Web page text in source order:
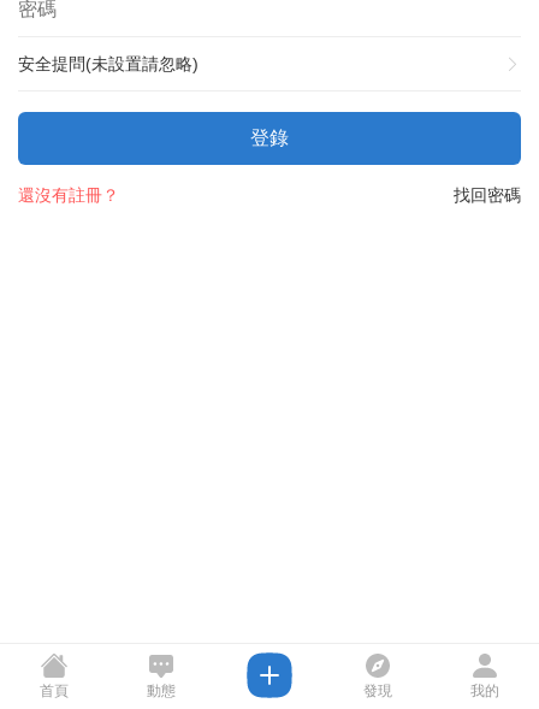
安全提問(未設置請忽略)
登錄
找回密碼
還沒有註冊？
首頁 動態 發現 我的